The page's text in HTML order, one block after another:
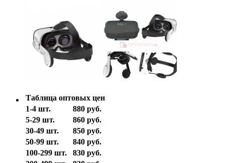
Таблица оптовых цен
1-4 шт.
880 руб.
5-29 шт.
860 руб.
30-49 шт.
850 руб.
50-99 шт.
840 руб.
100-299 шт.
830 руб.